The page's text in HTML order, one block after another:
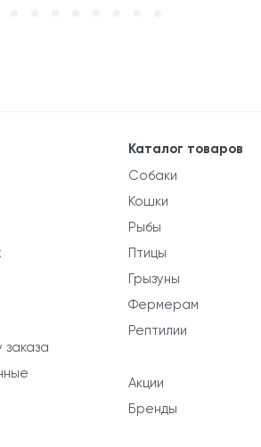
Каталог товаров
Собаки
Кошки
Рыбы
Птицы
Грызуны
Фермерам
Рептилии
Акции
Бренды